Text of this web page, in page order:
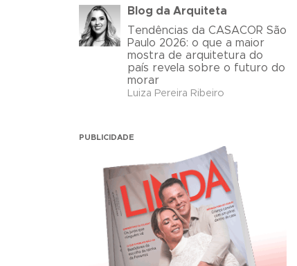
Blog da Arquiteta
Tendências da CASACOR São
Paulo 2026: o que a maior
mostra de arquitetura do
país revela sobre o futuro do
morar
Luiza Pereira Ribeiro
PUBLICIDADE